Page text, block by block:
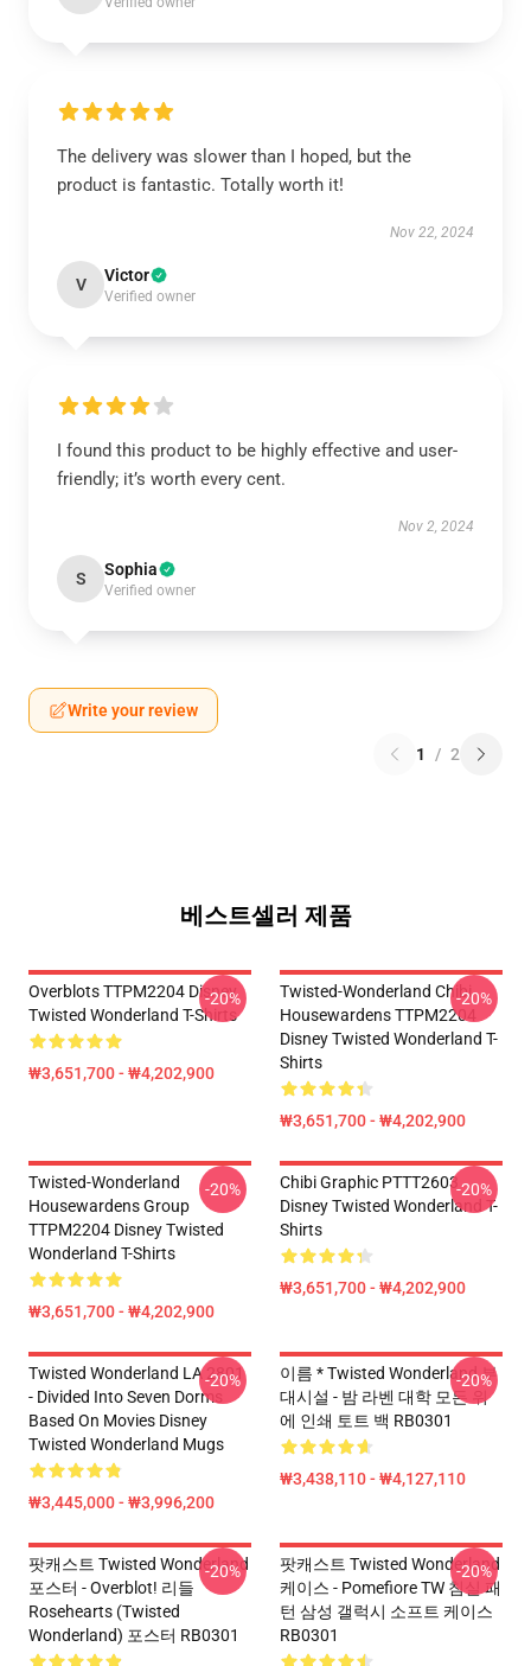
The delivery was slower than I hoped, but the
product is fantastic. Totally worth it!
Nov 22, 2024
V Victor
Verified owner
I found this product to be highly effective and user-
friendly; it’s worth every cent.
Nov 2, 2024
S Sophia
Verified owner
Write your review
1 / 2
베스트셀러 제품
Overblots TTPM2204 Disney
Twisted Wonderland T-Shirts
₩3,651,700 - ₩4,202,900
-20%
Twisted-Wonderland Chibi
Housewardens TTPM2204
Disney Twisted Wonderland T-
Shirts
₩3,651,700 - ₩4,202,900
-20%
Twisted-Wonderland
Housewardens Group
TTPM2204 Disney Twisted
Wonderland T-Shirts
₩3,651,700 - ₩4,202,900
-20%
Chibi Graphic PTTT2603
Disney Twisted Wonderland T-
Shirts
₩3,651,700 - ₩4,202,900
-20%
Twisted Wonderland LA 2801
- Divided Into Seven Dorms
Based On Movies Disney
Twisted Wonderland Mugs
₩3,445,000 - ₩3,996,200
-20%
이름 * Twisted Wonderland 부
대시설 - 밤 라벤 대학 모든 위
에 인쇄 토트 백 RB0301
₩3,438,110 - ₩4,127,110
-20%
팟캐스트 Twisted Wonderland
포스터 - Overblot! 리들
Rosehearts (Twisted
Wonderland) 포스터 RB0301
-20%
팟캐스트 Twisted Wonderland
케이스 - Pomefiore TW 침실 패
턴 삼성 갤럭시 소프트 케이스
RB0301
-20%